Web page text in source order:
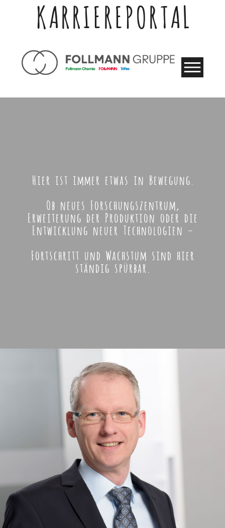
KARRIEREPORTAL
Hier ist immer etwas in Bewegung.
Ob neues Forschungszentrum,
Erweiterung der Produktion oder die
Entwicklung neuer Technologien –
Fortschritt und Wachstum sind hier
ständig spürbar.